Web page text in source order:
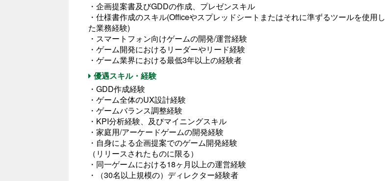
・企画提案書及びGDDの作成、プレゼンスキル
・仕様書作成のスキル(Officeやスプレッドシートまたはそれに準ずるツールを使用し
た業務経験)
・スマートフォン向けゲームの開発/運営経験
・ゲーム開発におけるリーダーやリード経験
・ゲーム業界における最低3年以上の経験者
優遇スキル・経験
・GDD作成経験
・ゲーム全体のUX設計経験
・ゲームバランス調整経験
・KPI分析経験、及びマイニングスキル
・家庭用/アーケードゲームの開発経験
・自身による企画提案でのゲーム開発経験
（リリースされたものに限る）
・同一ゲームにおける18ヶ月以上の運営経験
・（30名以上規模の）ディレクター経験者